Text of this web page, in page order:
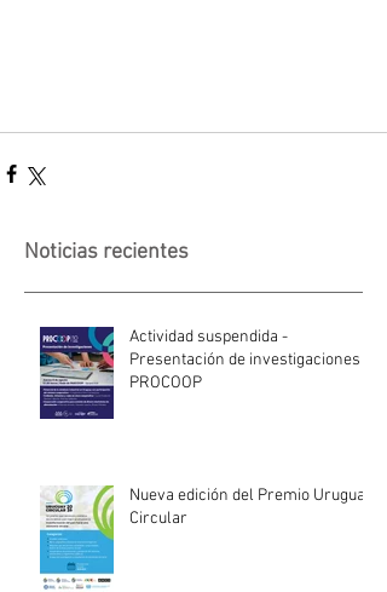
Noticias recientes
Actividad suspendida -
Presentación de investigaciones -
PROCOOP
Nueva edición del Premio Uruguay
Circular